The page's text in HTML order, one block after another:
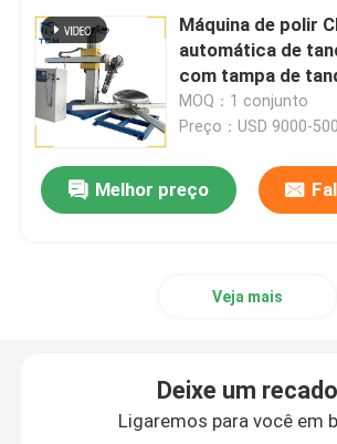
Máquina de polir o extremo do
Máquina de polonês do CNC
Máquina automática de polir tubos
Máquina de polir automática de
Máquina de polir
automática de
com tampa de
Máquina de polir
prato
MOQ：1 conjunto
Preço：USD 9000-
Melhor preço
Veja mais
Deixe um recado
Ligaremos para você em